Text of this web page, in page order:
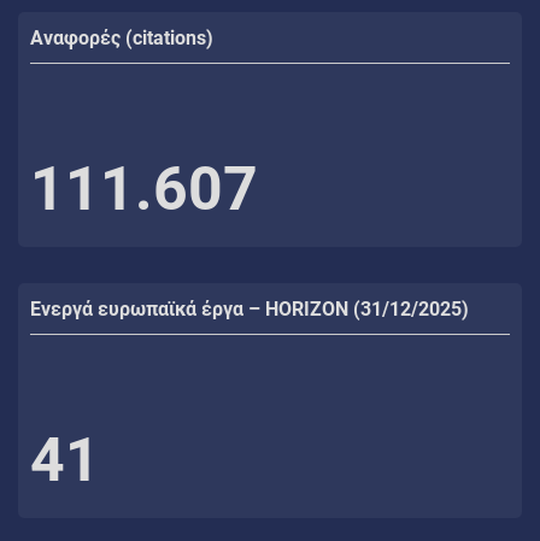
Αναφορές (citations)
111.607
Ενεργά ευρωπαϊκά έργα – HORIZON (31/12/2025)
41